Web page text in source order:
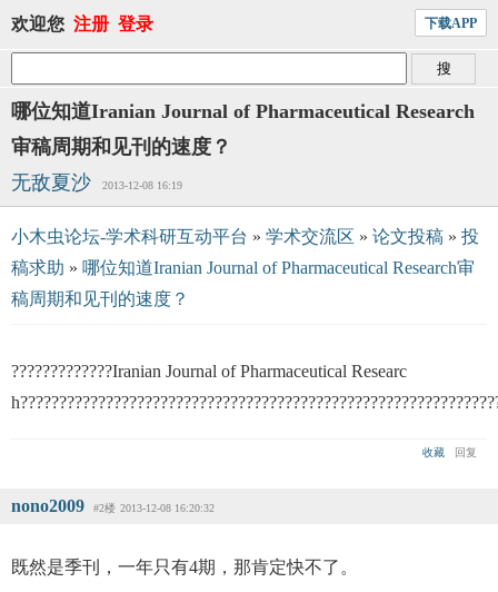
欢迎您 注册 登录 下载APP
哪位知道Iranian Journal of Pharmaceutical Research
审稿周期和见刊的速度？
无敌夏沙
2013-12-08 16:19
小木虫论坛-学术科研互动平台 » 学术交流区 » 论文投稿 » 投
稿求助 » 哪位知道Iranian Journal of Pharmaceutical Research审
稿周期和见刊的速度？
?????????????Iranian Journal of Pharmaceutical Researc
收藏 回复
nono2009 #2楼 2013-12-08 16:20:32
既然是季刊，一年只有4期，那肯定快不了。